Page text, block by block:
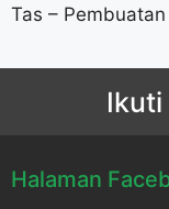
Tas –
Ikuti
Halaman